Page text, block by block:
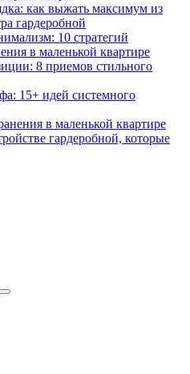
как выжать максимум из
гардеробной
10 стратегий
в маленькой квартире
8 приемов стильного
15+ идей системного
в маленькой квартире
гардеробной, которые